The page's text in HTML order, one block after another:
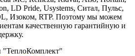
LD Pride, Usystems, Ситал, Пульс,
Изоком, RTP. Поэтому мы можем
качественную гарантийную и
"ТеплоКомплект"